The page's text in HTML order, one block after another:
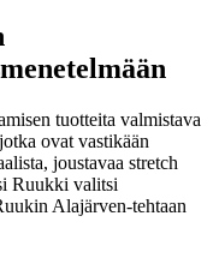
tuotteita valmistava
ovat vastikään
joustavaa stretch
Ruukki valitsi
Alajärven-tehtaan